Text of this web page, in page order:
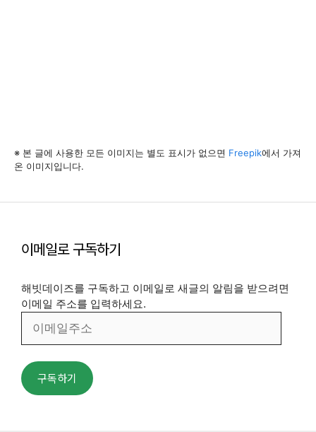
※ 본 글에 사용한 모든 이미지는 별도 표시가 없으면 Freepik에서 가져
온 이미지입니다.
이메일로 구독하기
해빗데이즈를 구독하고 이메일로 새글의 알림을 받으려면
이메일 주소를 입력하세요.
일
주
소
구독하기